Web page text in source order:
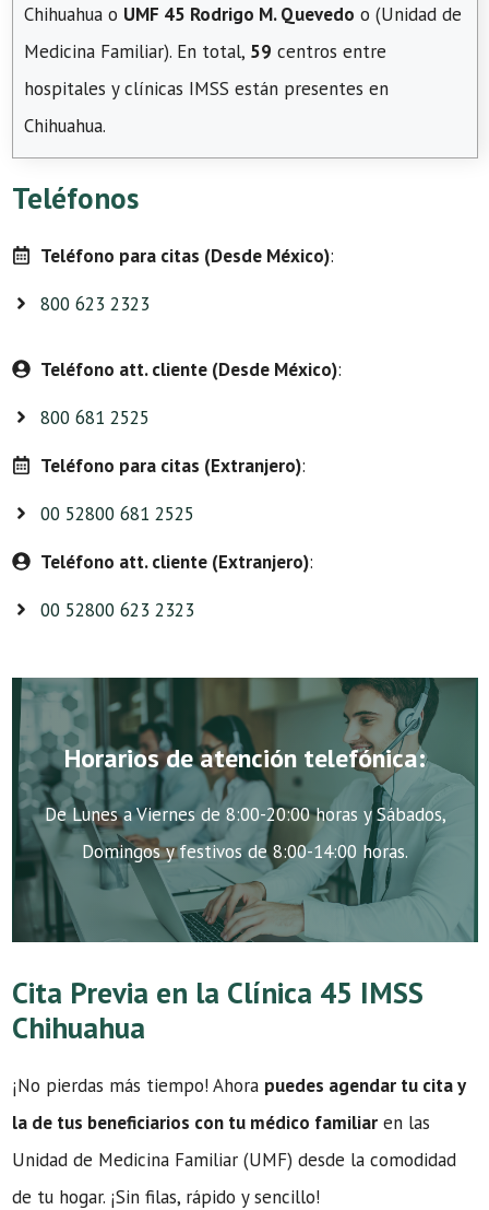
Chihuahua o UMF 45 Rodrigo M. Quevedo o (Unidad de
Medicina Familiar). En total, 59 centros entre
hospitales y clínicas IMSS están presentes en
Chihuahua.
Teléfonos
Teléfono para citas (Desde México):
800 623 2323
Teléfono att. cliente (Desde México):
800 681 2525
Teléfono para citas (Extranjero):
00 52800 681 2525
Teléfono att. cliente (Extranjero):
00 52800 623 2323
Horarios de atención telefónica:
De Lunes a Viernes de 8:00-20:00 horas y Sábados,
Domingos y festivos de 8:00-14:00 horas.
Cita Previa en la Clínica 45 IMSS
Chihuahua
¡No pierdas más tiempo! Ahora puedes agendar tu cita y
la de tus beneficiarios con tu médico familiar en las
Unidad de Medicina Familiar (UMF) desde la comodidad
de tu hogar. ¡Sin filas, rápido y sencillo!